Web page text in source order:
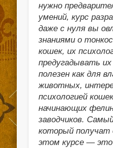
нужно
умений, курс
даже с нуля вы
знаниями о
кошек, их
предугадывать
полезен как для
животных,
психологией
начинающих
заводчиков.
который получат
этом курсе — это